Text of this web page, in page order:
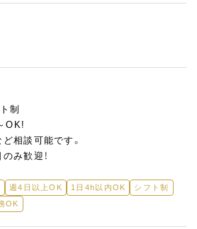
、難しい生地の仕込みはありません。
きるので、パン作りが初めての方でも安
が季節ごとに届くので、ずっと同じもの
ません。
制
OK!
相談可能です。
み歓迎！
週4日以上OK 1日4h以内OK
シフト制
OK